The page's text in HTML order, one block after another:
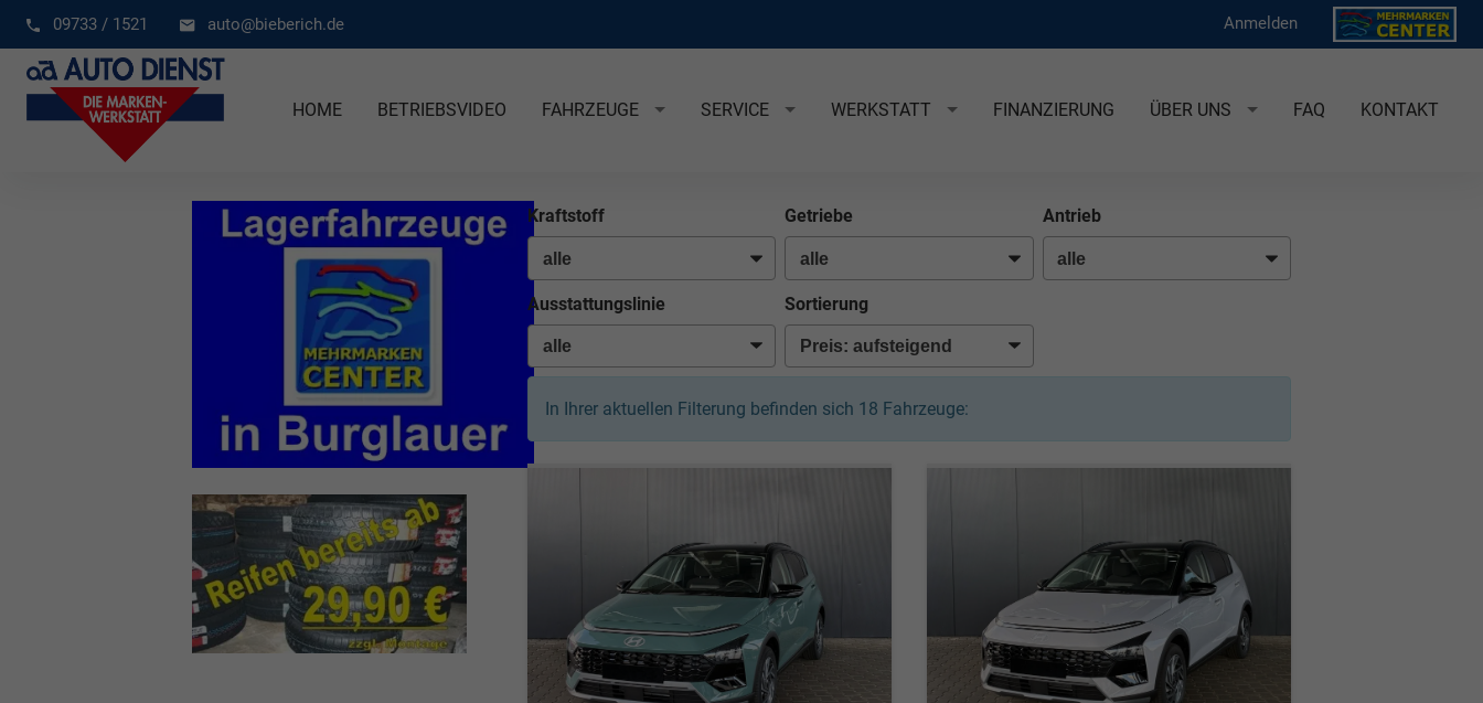
09733 / 1521 auto@bieberich.de Anmelden
HOME BETRIEBSVIDEO FAHRZEUGE SERVICE WERKSTATT FINANZIERUNG ÜBER UNS FAQ KONTAKT
Kraftstoff Getriebe Antrieb
Ausstattungslinie Sortierung
In Ihrer aktuellen Filterung befinden sich 18 Fahrzeuge: